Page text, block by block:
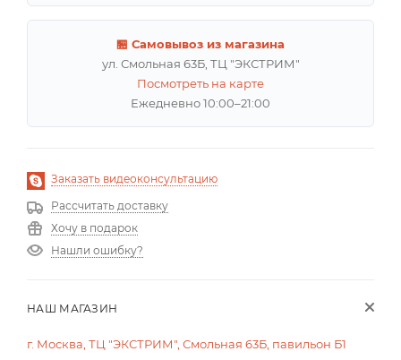
🏪 Самовывоз из магазина
ул. Смольная 63Б, ТЦ "ЭКСТРИМ"
Посмотреть на карте
Ежедневно 10:00–21:00
Заказать видеоконсультацию
Рассчитать доставку
Хочу в подарок
Нашли ошибку?
НАШ МАГАЗИН
г. Москва, ТЦ "ЭКСТРИМ", Смольная 63Б, павильон Б1